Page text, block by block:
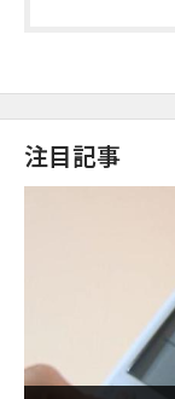
注目記事